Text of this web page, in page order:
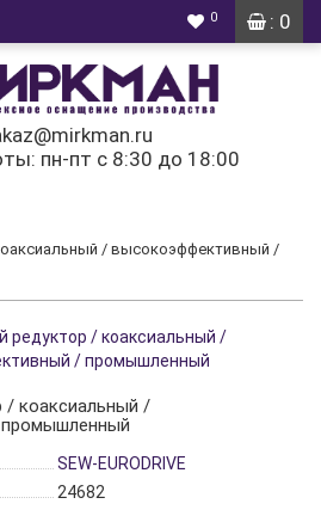
: 0
0
пн-пт с 8:30 до 18:00
/ высокоэффективный /
/ коаксиальный /
SEW-EURODRIVE
24682